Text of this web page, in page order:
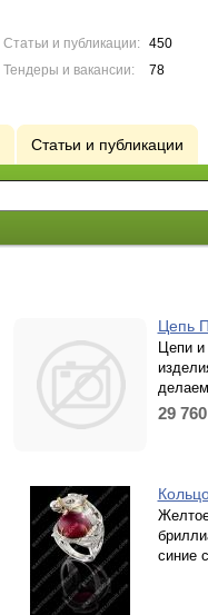
Статьи и публикации:
450
Тендеры и вакансии:
78
Статьи и публикации
Цепь
Цепи и
29 760
синие